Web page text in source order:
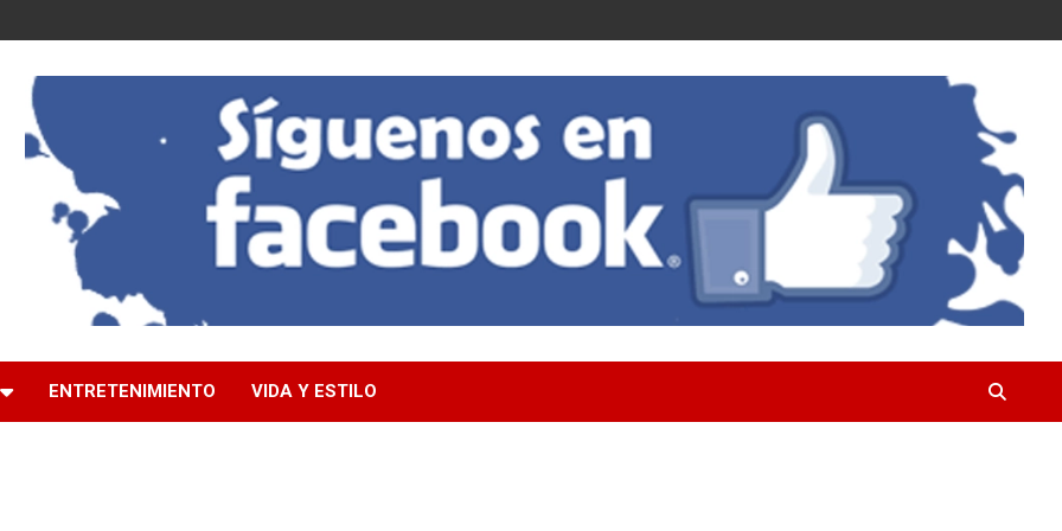
ENTRETENIMIENTO VIDA Y ESTILO